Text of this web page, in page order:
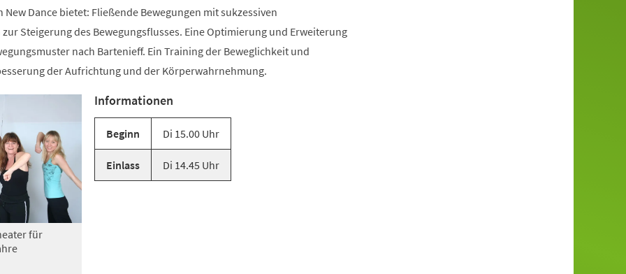
New Dance bietet: Fließende Bewegungen mit sukzessiven
Steigerung des Bewegungsflusses. Eine Optimierung und Erweiterung
nach Bartenieff. Ein Training der Beweglichkeit und
der Aufrichtung und der Körperwahrnehmung.
für
Informationen
Beginn Di 15.00 Uhr
Einlass Di 14.45 Uhr